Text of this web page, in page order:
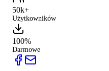
50k+
Użytkowników
100%
Darmowe